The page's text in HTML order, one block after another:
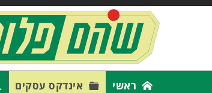
ראשי אינדקס עסקים